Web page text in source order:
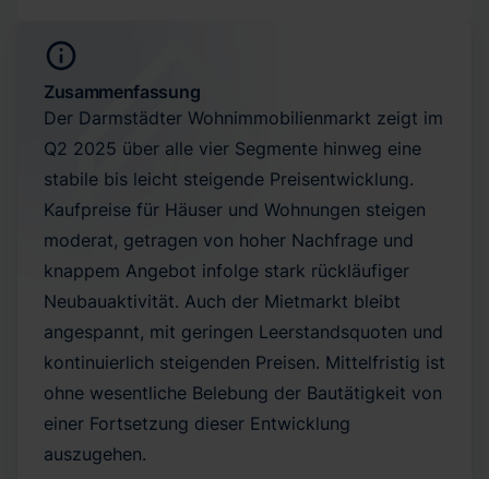
Zusammenfassung
Der Darmstädter Wohnimmobilienmarkt zeigt im
Q2 2025 über alle vier Segmente hinweg eine
stabile bis leicht steigende Preisentwicklung.
Kaufpreise für Häuser und Wohnungen steigen
moderat, getragen von hoher Nachfrage und
knappem Angebot infolge stark rückläufiger
Neubauaktivität. Auch der Mietmarkt bleibt
angespannt, mit geringen Leerstandsquoten und
kontinuierlich steigenden Preisen. Mittelfristig ist
ohne wesentliche Belebung der Bautätigkeit von
einer Fortsetzung dieser Entwicklung
auszugehen.